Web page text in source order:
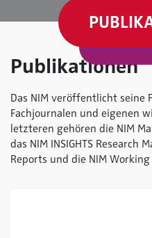
Publikationen
Das NIM veröffentlicht seine
Fachjournalen und eigenen
letzteren gehören die NIM
das NIM INSIGHTS Research
Reports und die NIM Working